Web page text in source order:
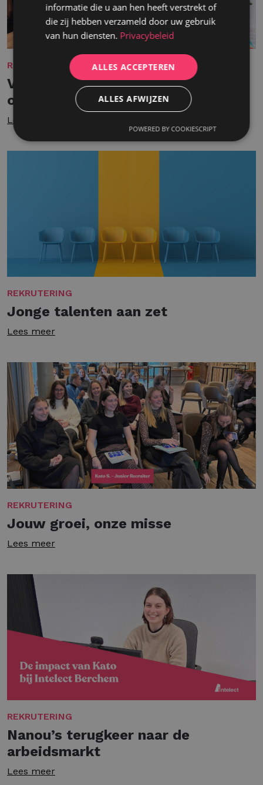
REKRUTERING
Van onverwachte kans tot
onmisbare kracht
Lees meer
REKRUTERING
Jonge talenten aan zet
Lees meer
REKRUTERING
Jouw groei, onze misse
Lees meer
REKRUTERING
Nanou’s terugkeer naar de
arbeidsmarkt
Lees meer
informatie die u aan hen heeft verstrekt of
die zij hebben verzameld door uw gebruik
van hun diensten. Privacybeleid
ALLES ACCEPTEREN
ALLES AFWIJZEN
POWERED BY COOKIESCRIPT